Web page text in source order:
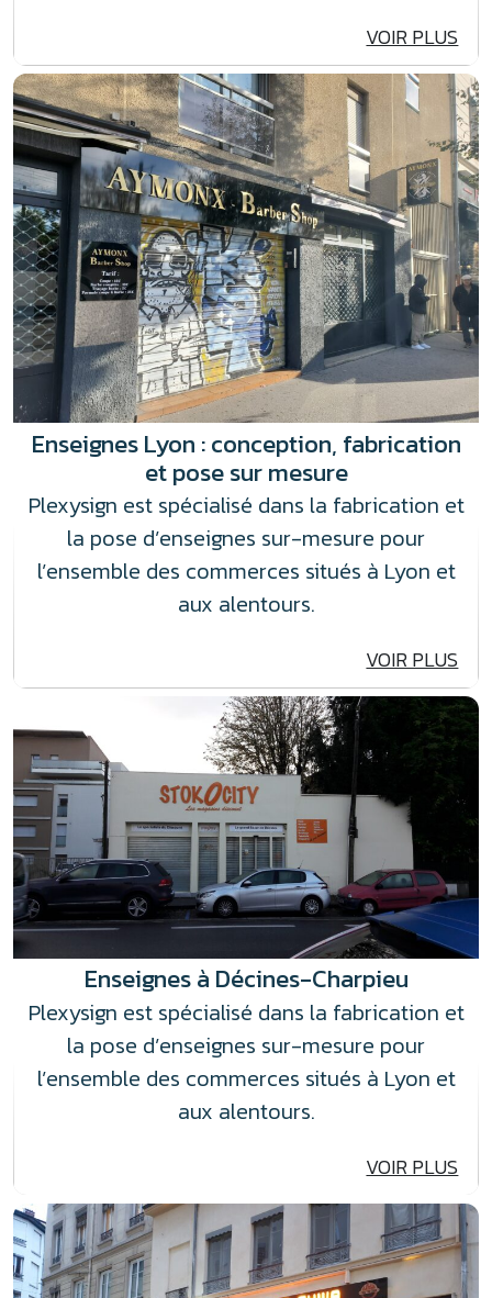
VOIR PLUS
Enseignes Lyon : conception, fabrication
et pose sur mesure
Plexysign est spécialisé dans la fabrication et
la pose d’enseignes sur-mesure pour
l’ensemble des commerces situés à Lyon et
aux alentours.
VOIR PLUS
Enseignes à Décines-Charpieu
Plexysign est spécialisé dans la fabrication et
la pose d’enseignes sur-mesure pour
l’ensemble des commerces situés à Lyon et
aux alentours.
VOIR PLUS